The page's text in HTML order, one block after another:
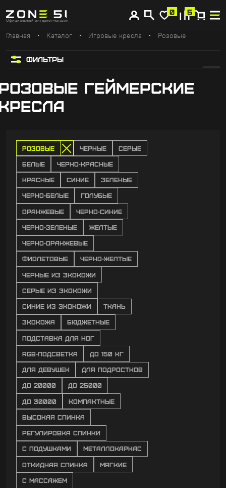
Официальный интернет-магазин
0 5
Купите сейчас, платите потом
Главная Каталог Игровые кресла Розовые
ФИЛЬТРЫ
ГЕЙМЕРСКИЕ
ЧЕРНЫЕ СЕРЫЕ
БЕЛЫЕ ЧЕРНО-КРАСНЫЕ
КРАСНЫЕ
РОЗОВЫЕ
СИНИЕ ЗЕЛЕНЫЕ
ЧЕРНО-БЕЛЫЕ ГОЛУБЫЕ
ОРАНЖЕВЫЕ ЧЕРНО-СИНИЕ
ЧЕРНО-ЗЕЛЕНЫЕ ЖЕЛТЫЕ
ЧЕРНО-ОРАНЖЕВЫЕ
ФИОЛЕТОВЫЕ ЧЕРНО-ЖЕЛТЫЕ
ЧЕРНЫЕ ИЗ ЭКОКОЖИ
СЕРЫЕ ИЗ ЭКОКОЖИ
СИНИЕ ИЗ ЭКОКОЖИ ТКАНЬ
ЭКОКОЖА БЮДЖЕТНЫЕ
ПОДСТАВКА ДЛЯ НОГ
RGB-ПОДСВЕТКА ДО 150 КГ
ДЛЯ ДЕВУШЕК ДЛЯ ПОДРОСТКОВ
ДО 20000 ДО 25000
ДО 30000 КОМПАКТНЫЕ
ВЫСОКАЯ СПИНКА
РЕГУЛИРОВКА СПИНКИ
С ПОДУШКАМИ МЕТАЛЛОКАРКАС
ОТКИДНАЯ СПИНКА МЯГКИЕ
С МАССАЖЕМ